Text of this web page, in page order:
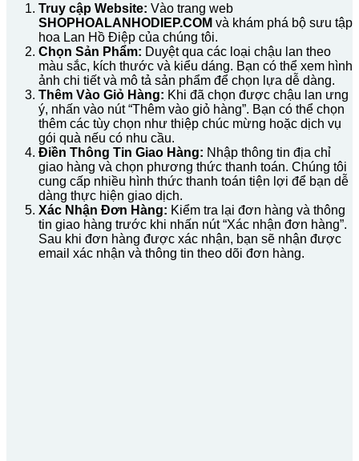
Truy cập Website: Vào trang web
SHOPHOALANHODIEP.COM và khám phá bộ sưu tập
hoa Lan Hồ Điệp của chúng tôi.
Chọn Sản Phẩm: Duyệt qua các loại chậu lan theo
màu sắc, kích thước và kiểu dáng. Bạn có thể xem hình
ảnh chi tiết và mô tả sản phẩm để chọn lựa dễ dàng.
Thêm Vào Giỏ Hàng: Khi đã chọn được chậu lan ưng
ý, nhấn vào nút “Thêm vào giỏ hàng”. Bạn có thể chọn
thêm các tùy chọn như thiệp chúc mừng hoặc dịch vụ
gói quà nếu có nhu cầu.
Điền Thông Tin Giao Hàng: Nhập thông tin địa chỉ
giao hàng và chọn phương thức thanh toán. Chúng tôi
cung cấp nhiều hình thức thanh toán tiện lợi để bạn dễ
dàng thực hiện giao dịch.
Xác Nhận Đơn Hàng: Kiểm tra lại đơn hàng và thông
tin giao hàng trước khi nhấn nút “Xác nhận đơn hàng”.
Sau khi đơn hàng được xác nhận, bạn sẽ nhận được
email xác nhận và thông tin theo dõi đơn hàng.